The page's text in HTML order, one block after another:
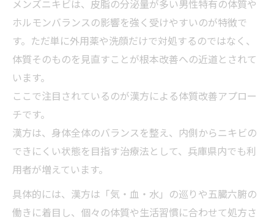
兵庫県で受けられるメンズニキビ根本治療
の流れ
体質改善を叶える兵庫県の漢方療法の特徴
とは
チ
実践派も納得の兵庫県メンズニキビ改善法
兵庫県で始める漢方による体質見直しの方
法
大人メンズニキビに効果的な漢方薬の選び
メンズニキビは、皮脂の分泌量が多い男性特有の体質や
ホルモンバランスの影響を強く受けやすいのが特徴で
す。ただ単に外用薬や洗顔だけで対処するのではなく、
体質そのものを見直すことが根本改善への近道とされて
います。
ここで注目されているのが漢方による体質改善アプロー
チです。
漢方は、身体全体のバランスを整え、内側からニキビの
できにくい状態を目指す治療法として、兵庫県内でも利
用者が増えています。
具体的には、漢方は「気・血・水」の巡りや五臓六腑の
働きに着目し、個々の体質や生活習慣に合わせて処方さ